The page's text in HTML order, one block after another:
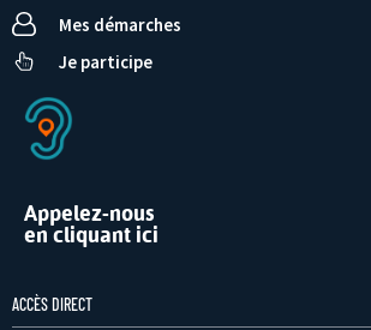
Mes démarches
Je participe
Appelez-nous
en cliquant ici
ACCÈS DIRECT